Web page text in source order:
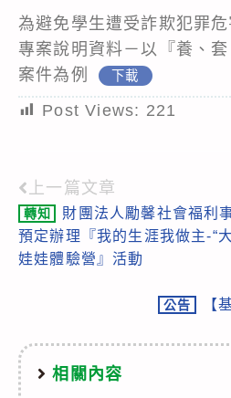
為避免學生遭受詐欺犯罪
專案說明資料－以『養、
案件為例
下載
Post Views: 221
Read
more
articles
上一篇文章
轉知
財團法人勵馨社會福利
預定辦理『我的生涯我做主-“
娃娃體驗營』活動
公告 【
相關內容